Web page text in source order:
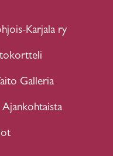
Karjala ry
Galleria
Ajankohtaista